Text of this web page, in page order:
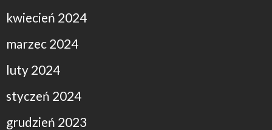
kwiecień 2024
marzec 2024
luty 2024
styczeń 2024
grudzień 2023